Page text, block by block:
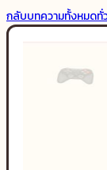
กลับบทความทั้งหมดทั่